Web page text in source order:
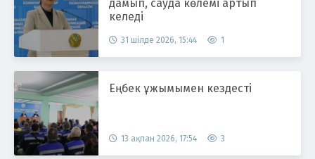
дамып, сауда көлемі артып
келеді
31 шілде 2026, 15:44 1
Еңбек ұжымымен кездесті
13 ақпан 2026, 17:54 3